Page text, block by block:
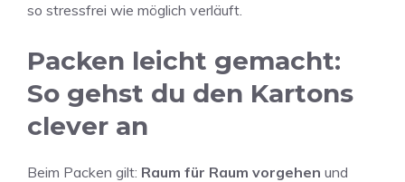
so stressfrei wie möglich verläuft.
Packen leicht gemacht:
So gehst du den Kartons
clever an
Beim Packen gilt: Raum für Raum vorgehen und